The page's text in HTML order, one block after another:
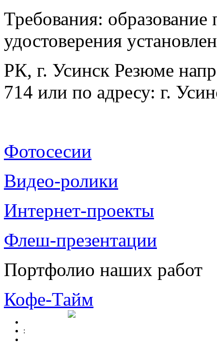
Требования:
удостоверения
РК, г. Усинск Резюме
714 или по адресу: г.
Фотосесии
Видео-ролики
Интернет-проекты
Флеш-презентации
Портфолио наших работ
Кофе-Тайм
: